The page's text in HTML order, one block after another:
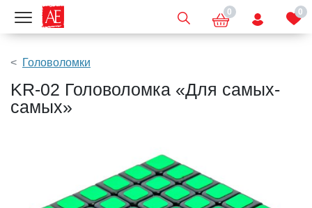
Показать меню 0 0
Головоломки
KR-02 Головоломка «Для самых-
самых»